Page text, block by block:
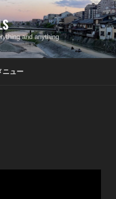
and anything
ニュー